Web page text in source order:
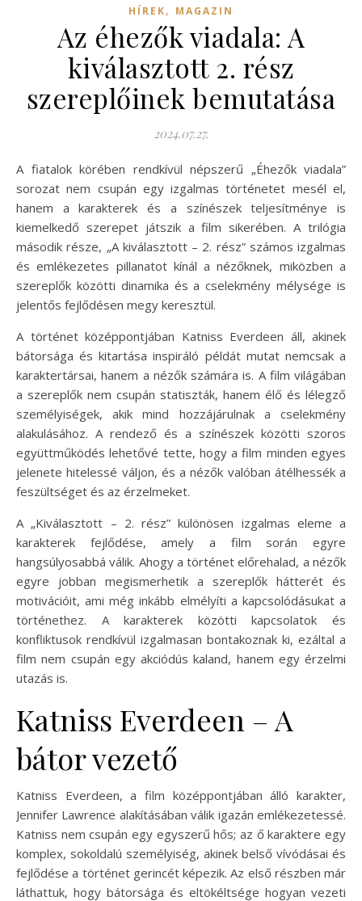
HÍREK, MAGAZIN
Az éhezők viadala: A
kiválasztott 2. rész
szereplőinek bemutatása
2024.07.27.
A fiatalok körében rendkívül népszerű „Éhezők viadala”
sorozat nem csupán egy izgalmas történetet mesél el,
hanem a karakterek és a színészek teljesítménye is
kiemelkedő szerepet játszik a film sikerében. A trilógia
második része, „A kiválasztott – 2. rész” számos izgalmas
és emlékezetes pillanatot kínál a nézőknek, miközben a
szereplők közötti dinamika és a cselekmény mélysége is
jelentős fejlődésen megy keresztül.
A történet középpontjában Katniss Everdeen áll, akinek
bátorsága és kitartása inspiráló példát mutat nemcsak a
karaktertársai, hanem a nézők számára is. A film világában
a szereplők nem csupán statiszták, hanem élő és lélegző
személyiségek, akik mind hozzájárulnak a cselekmény
alakulásához. A rendező és a színészek közötti szoros
együttműködés lehetővé tette, hogy a film minden egyes
jelenete hitelessé váljon, és a nézők valóban átélhessék a
feszültséget és az érzelmeket.
A „Kiválasztott – 2. rész” különösen izgalmas eleme a
karakterek fejlődése, amely a film során egyre
hangsúlyosabbá válik. Ahogy a történet előrehalad, a nézők
egyre jobban megismerhetik a szereplők hátterét és
motivációit, ami még inkább elmélyíti a kapcsolódásukat a
történethez. A karakterek közötti kapcsolatok és
konfliktusok rendkívül izgalmasan bontakoznak ki, ezáltal a
film nem csupán egy akciódús kaland, hanem egy érzelmi
utazás is.
Katniss Everdeen – A
bátor vezető
Katniss Everdeen, a film középpontjában álló karakter,
Jennifer Lawrence alakításában válik igazán emlékezetessé.
Katniss nem csupán egy egyszerű hős; az ő karaktere egy
komplex, sokoldalú személyiség, akinek belső vívódásai és
fejlődése a történet gerincét képezik. Az első részben már
láthattuk, hogy bátorsága és eltökéltsége hogyan vezeti